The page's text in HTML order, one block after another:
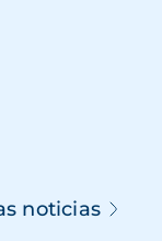
noticias